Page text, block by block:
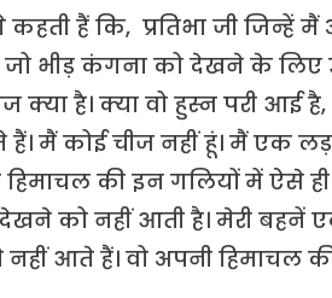
हैं कि, प्रतिभा जी जिन्हें मैं
कंगना को देखने के लिए
क्या है। क्या वो हुस्न परी आई
मैं कोई चीज नहीं हूं। मैं एक
की इन गलियों में ऐसे ही
को नहीं आती है। मेरी बहनें
नहीं आते हैं। वो अपनी हिमाचल